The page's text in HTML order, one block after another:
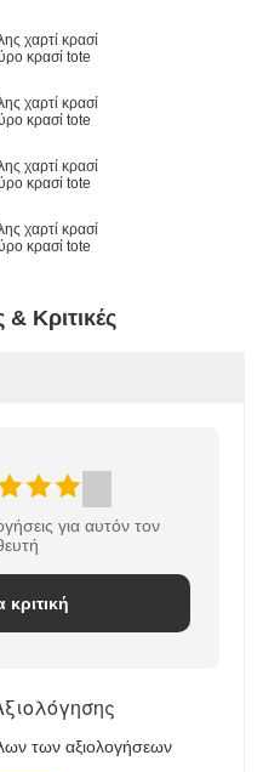
& Κριτικές
για αυτόν τον
κριτική
των αξιολογήσεων